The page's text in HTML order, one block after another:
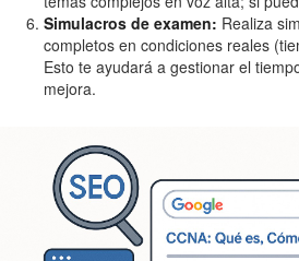
Simulacros de examen: Realiza
completos en condiciones reales
Esto te ayudará a gestionar el
mejora.